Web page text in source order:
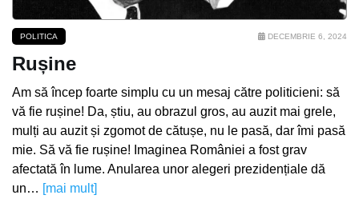
POLITICA DECEMBRIE 6, 2024
Rușine
Am să încep foarte simplu cu un mesaj către politicieni: să
vă fie rușine! Da, știu, au obrazul gros, au auzit mai grele,
mulți au auzit și zgomot de cătușe, nu le pasă, dar îmi pasă
mie. Să vă fie rușine! Imaginea României a fost grav
afectată în lume. Anularea unor alegeri prezidențiale dă
un… [mai mult]